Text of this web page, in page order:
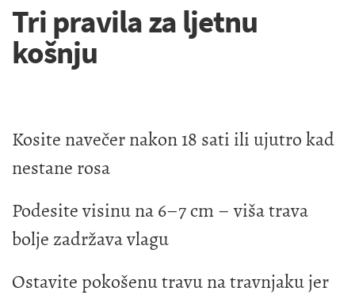
Tri pravila za ljetnu
košnju
Kosite navečer nakon 18 sati ili ujutro kad
nestane rosa
Podesite visinu na 6–7 cm – viša trava
bolje zadržava vlagu
Ostavite pokošenu travu na travnjaku jer